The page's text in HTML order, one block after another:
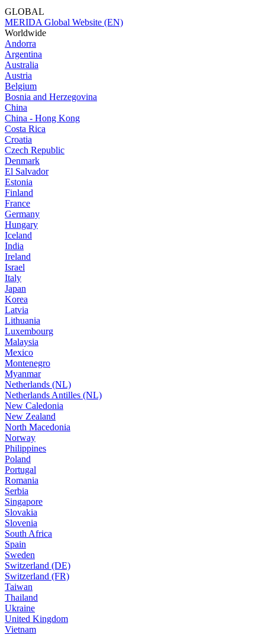
GLOBAL
MERIDA Global Website (EN)
Worldwide
Andorra
Argentina
Australia
Austria
Belgium
Bosnia and Herzegovina
China
China - Hong Kong
Costa Rica
Croatia
Czech Republic
Denmark
El Salvador
Estonia
Finland
France
Germany
Hungary
Iceland
India
Ireland
Israel
Italy
Japan
Korea
Latvia
Lithuania
Luxembourg
Malaysia
Mexico
Montenegro
Myanmar
Netherlands (NL)
Netherlands Antilles (NL)
New Caledonia
New Zealand
North Macedonia
Norway
Philippines
Poland
Portugal
Romania
Serbia
Singapore
Slovakia
Slovenia
South Africa
Spain
Sweden
Switzerland (DE)
Switzerland (FR)
Taiwan
Thailand
Ukraine
United Kingdom
Vietnam